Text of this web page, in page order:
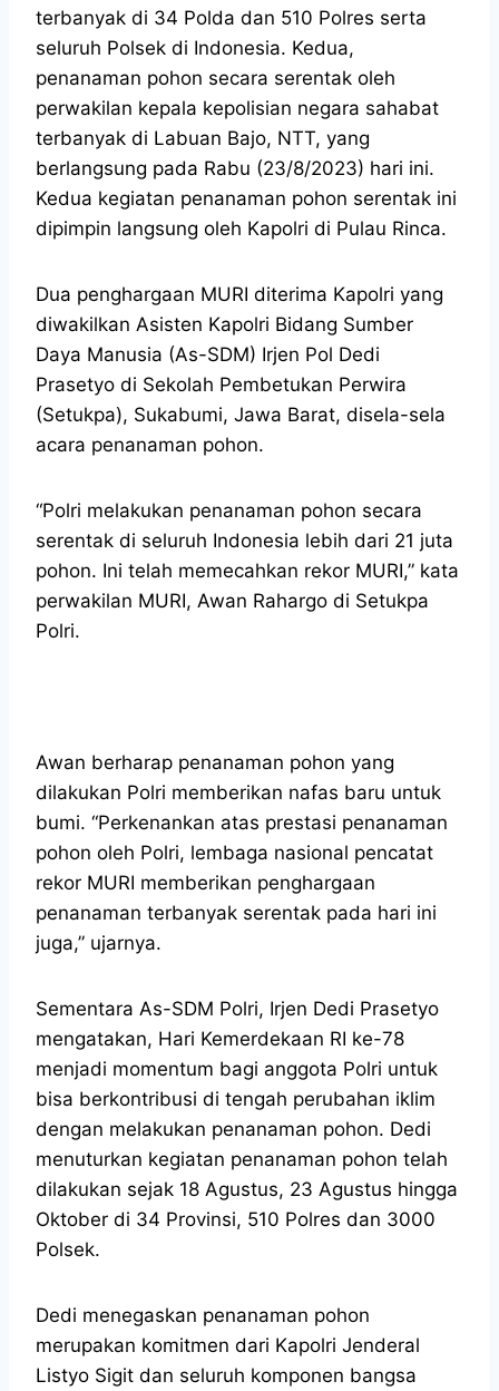
terbanyak di 34 Polda dan 510 Polres serta
seluruh Polsek di Indonesia. Kedua,
penanaman pohon secara serentak oleh
perwakilan kepala kepolisian negara sahabat
terbanyak di Labuan Bajo, NTT, yang
berlangsung pada Rabu (23/8/2023) hari ini.
Kedua kegiatan penanaman pohon serentak ini
dipimpin langsung oleh Kapolri di Pulau Rinca.
Dua penghargaan MURI diterima Kapolri yang
diwakilkan Asisten Kapolri Bidang Sumber
Daya Manusia (As-SDM) Irjen Pol Dedi
Prasetyo di Sekolah Pembetukan Perwira
(Setukpa), Sukabumi, Jawa Barat, disela-sela
acara penanaman pohon.
“Polri melakukan penanaman pohon secara
serentak di seluruh Indonesia lebih dari 21 juta
pohon. Ini telah memecahkan rekor MURI,” kata
perwakilan MURI, Awan Rahargo di Setukpa
Polri.
Awan berharap penanaman pohon yang
dilakukan Polri memberikan nafas baru untuk
bumi. “Perkenankan atas prestasi penanaman
pohon oleh Polri, lembaga nasional pencatat
rekor MURI memberikan penghargaan
penanaman terbanyak serentak pada hari ini
juga,” ujarnya.
Sementara As-SDM Polri, Irjen Dedi Prasetyo
mengatakan, Hari Kemerdekaan RI ke-78
menjadi momentum bagi anggota Polri untuk
bisa berkontribusi di tengah perubahan iklim
dengan melakukan penanaman pohon. Dedi
menuturkan kegiatan penanaman pohon telah
dilakukan sejak 18 Agustus, 23 Agustus hingga
Oktober di 34 Provinsi, 510 Polres dan 3000
Polsek.
Dedi menegaskan penanaman pohon
merupakan komitmen dari Kapolri Jenderal
Listyo Sigit dan seluruh komponen bangsa